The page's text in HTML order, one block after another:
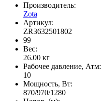
Производитель:
Zota
Артикул:
ZR3632501802
99
Вес:
26.00 кг
Рабочее давление, Атм:
10
Мощность, Вт:
870/970/1280